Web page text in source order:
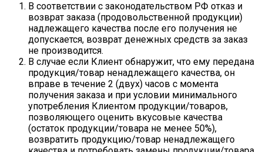
В соответствии с законодательством РФ отказ и
возврат заказа (продовольственной продукции)
надлежащего качества после его получения не
допускается, возврат денежных средств за заказ
не производится.
В случае если Клиент обнаружит, что ему передана
продукция/товар ненадлежащего качества, он
вправе в течение 2 (двух) часов с момента
получения заказа и при условии минимального
употребления Клиентом продукции/товаров,
позволяющего оценить вкусовые качества
(остаток продукции/товара не менее 50%),
возвратить продукцию/товар ненадлежащего